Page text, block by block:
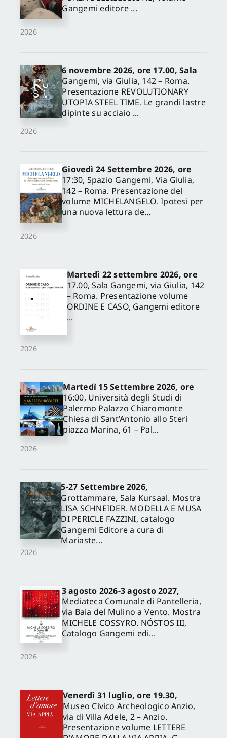
2026
Gangemi editore ...
2026
6 novembre 2026, ore 17.00, Sala
Gangemi, via Giulia, 142 – Roma.
Presentazione REVOLUTIONARY
UTOPIA STEEL TIME. Le grandi lastre
dipinte su acciaio ...
2026
Giovedì 24 Settembre 2026, ore
17:30, Spazio Gangemi, Via Giulia,
142 – Roma. Presentazione del
volume MICHELANGELO. Ipotesi per
una nuova lettura de...
2026
Martedì 22 settembre 2026, ore
17.00, Sala Gangemi, via Giulia, 142
– Roma. Presentazione volume
ORDINE E CASO, Gangemi editore
...
2026
Martedì 15 Settembre 2026, ore
16:00, Università degli Studi di
Palermo Palazzo Chiaromonte
Chiesa di Sant’Antonio allo Steri
piazza Marina, 61 – Pal...
2026
5-27 Settembre 2026,
Grottammare, Sala Kursaal. Mostra
LISA SCHNEIDER. MODELLA E MUSA
DI PERICLE FAZZINI, catalogo
Gangemi Editore a cura di
Mariaste...
2026
3 agosto 2026-3 agosto 2027,
Mediateca Comunale di Pantelleria,
via Baia del Mulino a Vento. Mostra
MICHELE COSSYRO. NÓSTOS III,
Catalogo Gangemi edi...
Venerdì 31 luglio, ore 19.30,
Museo Civico Archeologico Anzio,
via di Villa Adele, 2 – Anzio.
Presentazione volume LETTERE